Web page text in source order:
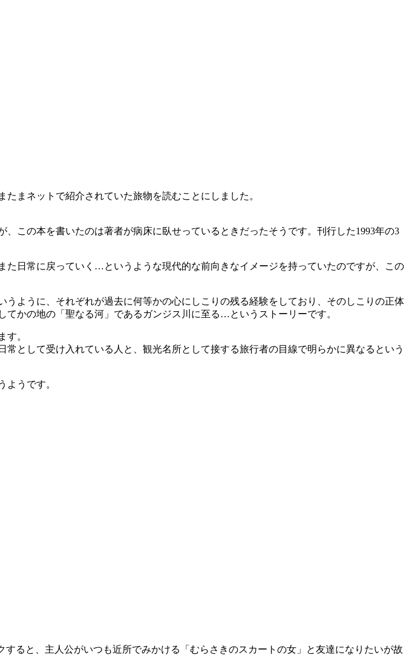
まネットで紹介されていた旅物を読むことにしました。
この本を書いたのは著者が病床に臥せっているときだったそうです。刊行した1993年の3
日常に戻っていく…というような現代的な前向きなイメージを持っていたのですが、この
ように、それぞれが過去に何等かの心にしこりの残る経験をしており、そのしこりの正体
かの地の「聖なる河」であるガンジス川に至る…というストーリーです。
す。
として受け入れている人と、観光名所として接する旅行者の目線で明らかに異なるという
ようです。
ると、主人公がいつも近所でみかける「むらさきのスカートの女」と友達になりたいが故